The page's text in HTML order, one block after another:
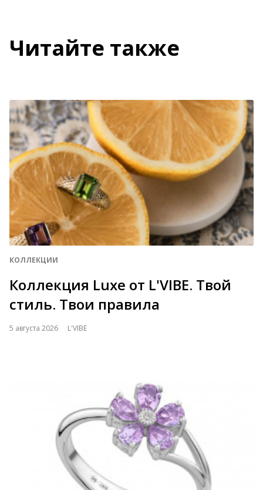
Читайте также
КОЛЛЕКЦИИ
Коллекция Luxe от L'VIBE. Твой
стиль. Твои правила
5 августа 2026 L'VIBE